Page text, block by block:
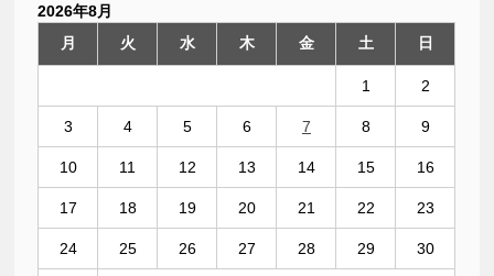
2026年8月
月
火 水 木 金 土 日
1 2
3 4 5 6 7 8 9
10 11 12 13 14 15 16
17 18 19 20 21 22 23
24 25 26 27 28 29 30